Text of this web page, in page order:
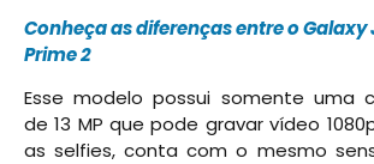
Conheça as diferenças entre o Galaxy
Prime 2
Esse modelo possui somente uma
de 13 MP que pode gravar vídeo
as selfies, conta com o mesmo